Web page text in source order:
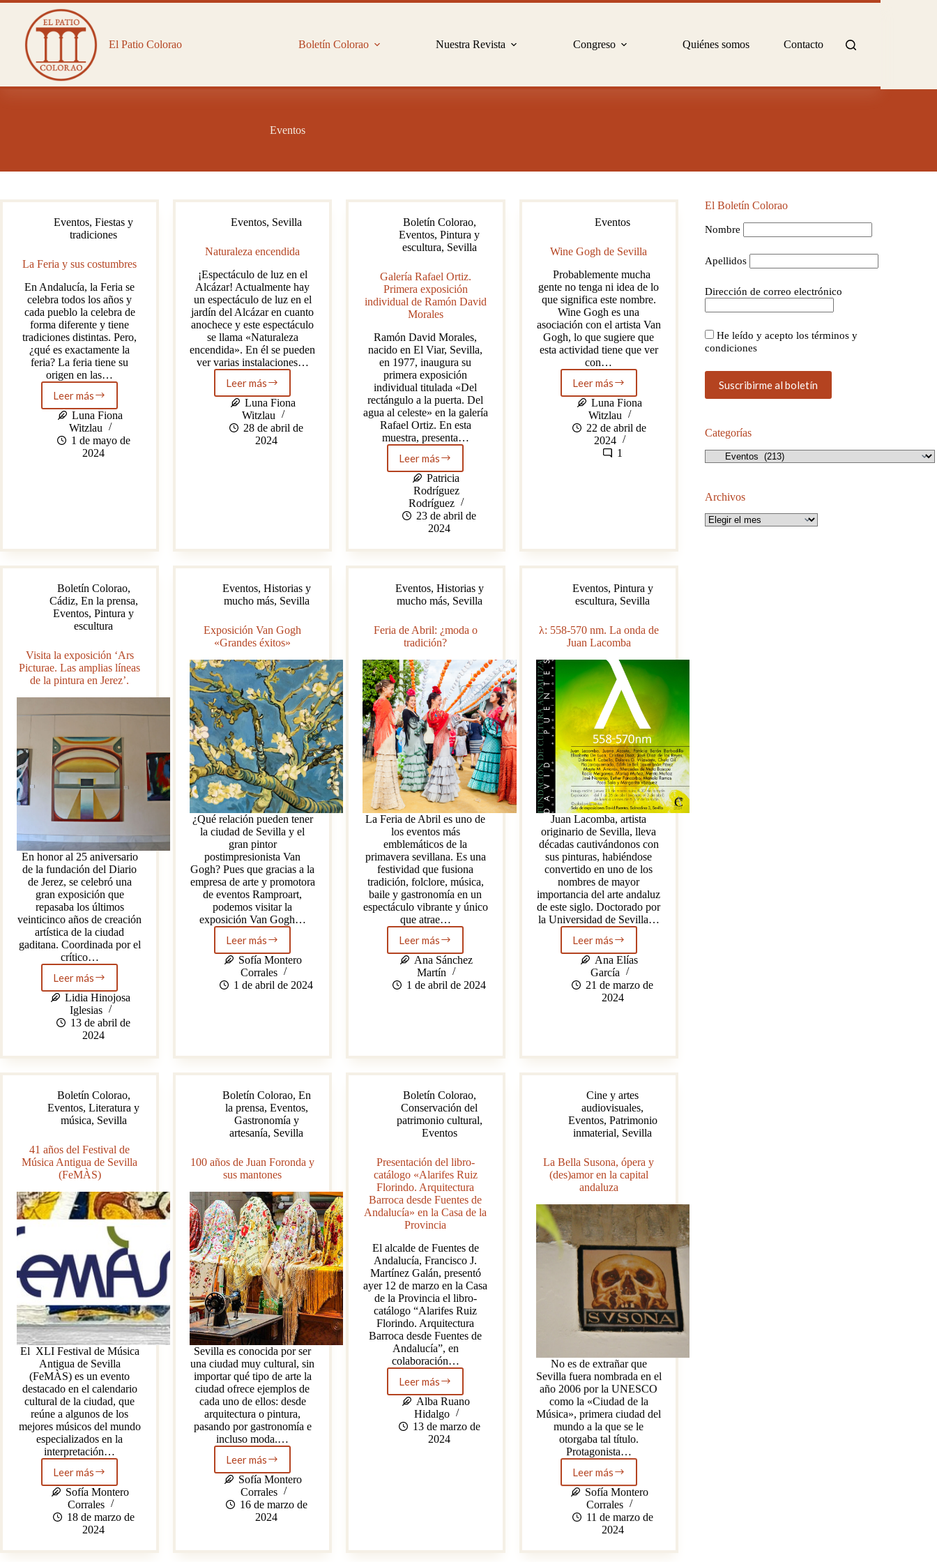
Saltar
contenido
El Patio Colorao
Boletín Colorao Nuestra Revista Congreso Quiénes somos Contacto
Eventos
Eventos,Fiestas y
tradiciones
La Feria y sus costumbres
En Andalucía, la Feria se
celebra todos los años y
cada pueblo la celebra de
forma diferente y tiene
tradiciones distintas. Pero,
¿qué es exactamente la
feria? La feria tiene su
origen en las…
Leer más
La
Feria
y
sus
costumbres
Luna Fiona
Witzlau
1 de mayo de
2024
Eventos, Sevilla
Naturaleza encendida
¡Espectáculo de luz en el
Alcázar! Actualmente hay
un espectáculo de luz en el
jardín del Alcázar en cuanto
anochece y este espectáculo
se llama «Naturaleza
encendida». En él se pueden
ver varias instalaciones…
Leer másNaturaleza
encendida
Luna Fiona
Witzlau
28 de abril de
2024
Boletín Colorao,
Eventos,Pintura y
escultura, Sevilla
Galería Rafael Ortiz.
Primera exposición
individual de Ramón David
Morales
Ramón David Morales,
nacido en El Viar, Sevilla,
en 1977, inaugura su
primera exposición
individual titulada «Del
rectángulo a la puerta. Del
agua al celeste» en la galería
Rafael Ortiz. En esta
muestra, presenta…
Leer másGalería
Rafael
Ortiz.
Primera
exposición
individual
Ramón
David
Patricia
Rodríguez
Rodríguez
23 de abril de
2024
Eventos
Wine Gogh de Sevilla
Probablemente mucha
gente no tenga ni idea de lo
que significa este nombre.
Wine Gogh es una
asociación con el artista Van
Gogh, lo que sugiere que
esta actividad tiene que ver
con…
Leer más
Wine
Gogh
de
Sevilla
Luna Fiona
Witzlau
22 de abril de
2024
1
Boletín Colorao,
Cádiz, En la prensa,
Eventos,Pintura y
escultura
Visita la exposición ‘Ars
Picturae. Las amplias líneas
de la pintura en Jerez’.
En honor al 25 aniversario
de la fundación del Diario
de Jerez, se celebró una
gran exposición que
repasaba los últimos
veinticinco años de creación
artística de la ciudad
gaditana. Coordinada por el
crítico…
Leer más
Visita
la
exposición
‘Ars
Picturae.
amplias
líneas
la
pintura
en
Lidia Hinojosa
Iglesias
13 de abril de
2024
Eventos, Historias y
mucho más, Sevilla
Exposición Van Gogh
«Grandes éxitos»
¿Qué relación pueden tener
la ciudad de Sevilla y el
gran pintor
postimpresionista Van
Gogh? Pues que gracias a la
empresa de arte y promotora
de eventos Ramproart,
podemos visitar la
exposición Van Gogh…
Leer másExposición
Van
Gogh
«Grandes
Sofía Montero
Corrales
1 de abril de 2024
Eventos, Historias y
mucho más, Sevilla
Feria de Abril: ¿moda o
tradición?
La Feria de Abril es uno de
los eventos más
emblemáticos de la
primavera sevillana. Es una
festividad que fusiona
tradición, folclore, música,
baile y gastronomía en un
espectáculo vibrante y único
que atrae…
Leer más
Feria
de
Abril:
¿moda
Ana Sánchez
Martín
1 de abril de 2024
Eventos, Pintura y
escultura, Sevilla
λ: 558-570 nm. La onda de
Juan Lacomba
Juan Lacomba, artista
originario de Sevilla, lleva
décadas cautivándonos con
sus pinturas, habiéndose
convertido en uno de los
nombres de mayor
importancia del arte andaluz
de este siglo. Doctorado por
la Universidad de Sevilla…
Leer más
λ:
558-
570
nm.
La
Ana Elías
García
21 de marzo de
2024
Boletín Colorao,
Eventos,Literatura y
música, Sevilla
41 años del Festival de
Música Antigua de Sevilla
(FeMÀS)
El XLI Festival de Música
Antigua de Sevilla
(FeMÀS) es un evento
destacado en el calendario
cultural de la ciudad, que
reúne a algunos de los
mejores músicos del mundo
especializados en la
interpretación…
Leer más
41
años
del
Festival
de
Antigua
Sofía Montero
Corrales
18 de marzo de
2024
Boletín Colorao, En
la prensa, Eventos,
Gastronomía y
artesanía, Sevilla
100 años de Juan Foronda y
sus mantones
Sevilla es conocida por ser
una ciudad muy cultural, sin
importar qué tipo de arte la
ciudad ofrece ejemplos de
cada uno de ellos: desde
arquitectura o pintura,
pasando por gastronomía e
incluso moda.…
Leer más
100
años
de
Juan
Foronda
mantones
Sofía Montero
Corrales
16 de marzo de
2024
Boletín Colorao,
Conservación del
patrimonio cultural,
Eventos
Presentación del libro-
catálogo «Alarifes Ruiz
Florindo. Arquitectura
Barroca desde Fuentes de
Andalucía» en la Casa de la
Provincia
El alcalde de Fuentes de
Andalucía, Francisco J.
Martínez Galán, presentó
ayer 12 de marzo en la Casa
de la Provincia el libro-
catálogo “Alarifes Ruiz
Florindo. Arquitectura
Barroca desde Fuentes de
Andalucía”, en
colaboración…
Leer másPresentación
del
libro-
catálogo
«Alarifes
en
Alba Ruano
Hidalgo
13 de marzo de
2024
Cine y artes
audiovisuales,
Eventos, Patrimonio
inmaterial, Sevilla
La Bella Susona, ópera y
(des)amor en la capital
andaluza
No es de extrañar que
Sevilla fuera nombrada en el
año 2006 por la UNESCO
como la «Ciudad de la
Música», primera ciudad del
mundo a la que se le
otorgaba tal título.
Protagonista…
Leer más
La
Bella
Susona,
ópera
y
en
Sofía Montero
Corrales
11 de marzo de
2024
El Boletín Colorao
Nombre
Apellidos
Dirección de correo electrónico
He leído y acepto los términos y
condiciones
Categorías
Categorías
Archivos
Archivos